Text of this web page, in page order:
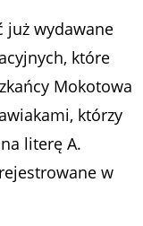
już wydawane
które
Mokotowa
którzy
literę A.
w